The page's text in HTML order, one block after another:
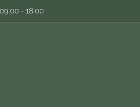
- 18:00